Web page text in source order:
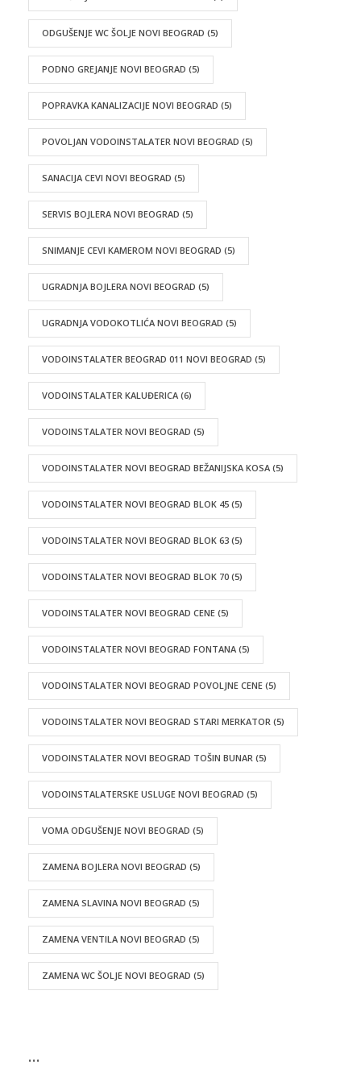
ODGUŠENJE WC ŠOLJE NOVI BEOGRAD (5)
PODNO GREJANJE NOVI BEOGRAD (5)
POPRAVKA KANALIZACIJE NOVI BEOGRAD (5)
POVOLJAN VODOINSTALATER NOVI BEOGRAD (5)
SANACIJA CEVI NOVI BEOGRAD (5)
SERVIS BOJLERA NOVI BEOGRAD (5)
SNIMANJE CEVI KAMEROM NOVI BEOGRAD (5)
UGRADNJA BOJLERA NOVI BEOGRAD (5)
UGRADNJA VODOKOTLIĆA NOVI BEOGRAD (5)
VODOINSTALATER BEOGRAD 011 NOVI BEOGRAD (5)
VODOINSTALATER KALUĐERICA (6)
VODOINSTALATER NOVI BEOGRAD (5)
VODOINSTALATER NOVI BEOGRAD BEŽANIJSKA KOSA (5)
VODOINSTALATER NOVI BEOGRAD BLOK 45 (5)
VODOINSTALATER NOVI BEOGRAD BLOK 63 (5)
VODOINSTALATER NOVI BEOGRAD BLOK 70 (5)
VODOINSTALATER NOVI BEOGRAD CENE (5)
VODOINSTALATER NOVI BEOGRAD FONTANA (5)
VODOINSTALATER NOVI BEOGRAD POVOLJNE CENE (5)
VODOINSTALATER NOVI BEOGRAD STARI MERKATOR (5)
VODOINSTALATER NOVI BEOGRAD TOŠIN BUNAR (5)
VODOINSTALATERSKE USLUGE NOVI BEOGRAD (5)
VOMA ODGUŠENJE NOVI BEOGRAD (5)
ZAMENA BOJLERA NOVI BEOGRAD (5)
ZAMENA SLAVINA NOVI BEOGRAD (5)
ZAMENA VENTILA NOVI BEOGRAD (5)
ZAMENA WC ŠOLJE NOVI BEOGRAD (5)
…